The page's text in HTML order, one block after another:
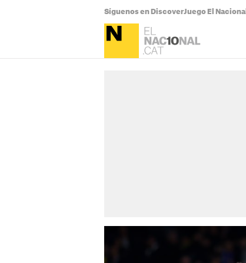
Síguenos en DiscoverJuego El Nacional